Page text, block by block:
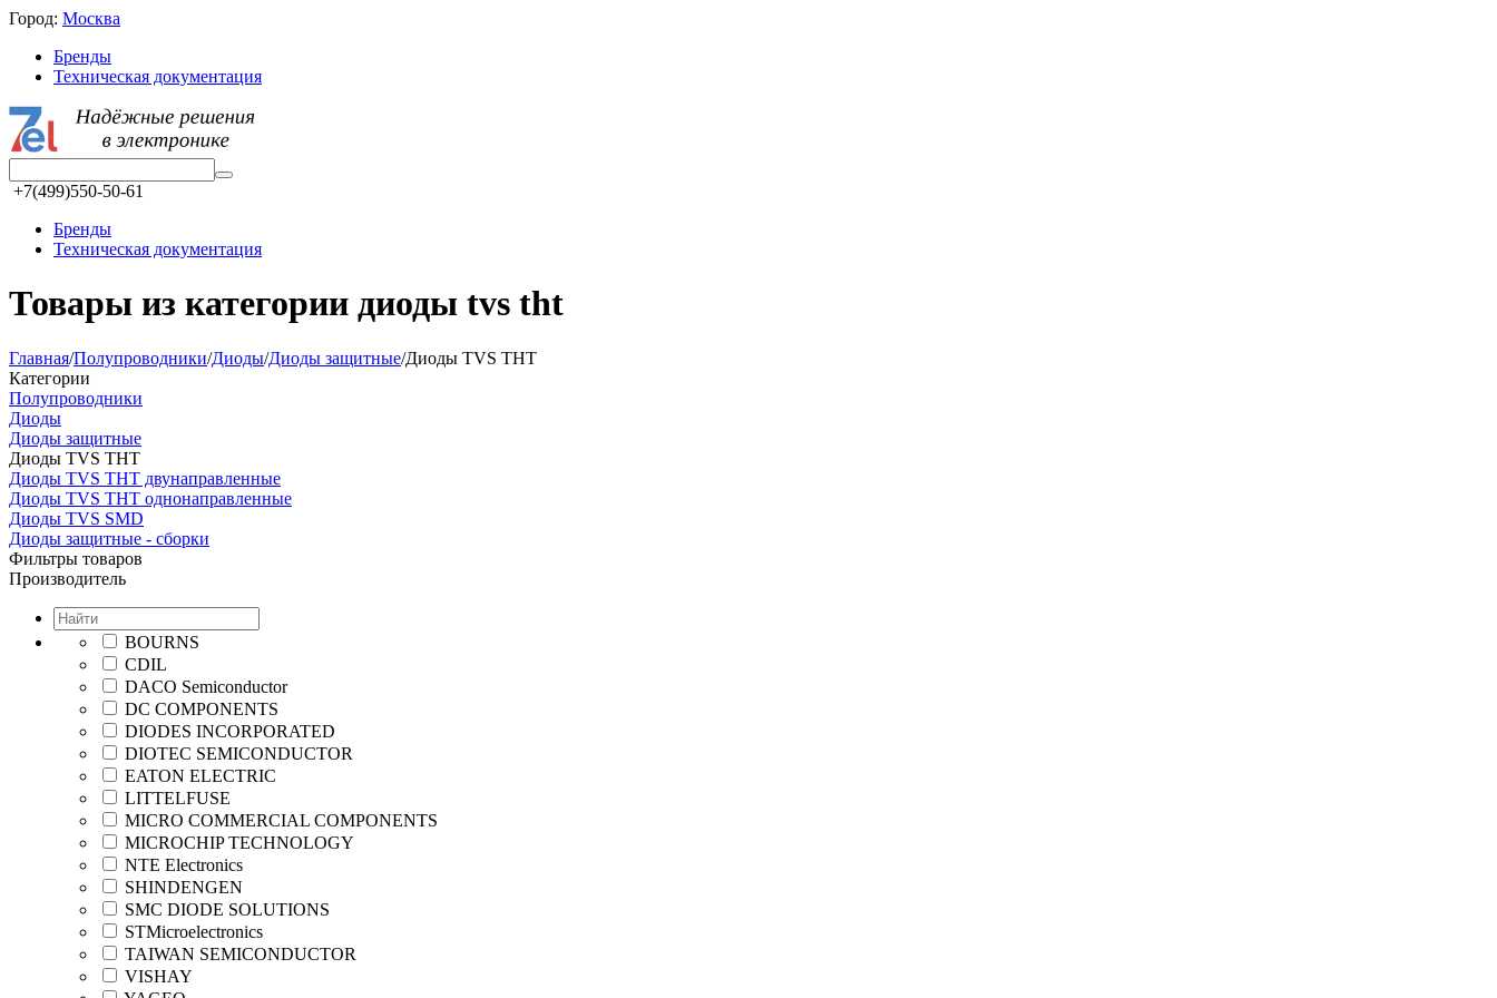
Город: Москва
Бренды
Техническая документация
+7(499)550-50-61
Бренды
Техническая документация
Товары из категории диоды tvs tht
Главная/Полупроводники/Диоды/Диоды защитные/Диоды TVS THT
Категории
Полупроводники
Диоды
Диоды защитные
Диоды TVS THT
Диоды TVS THT двунаправленные
Диоды TVS THT однонаправленные
Диоды TVS SMD
Диоды защитные - сборки
Фильтры товаров
Производитель
BOURNS
CDIL
DACO Semiconductor
DC COMPONENTS
DIODES INCORPORATED
DIOTEC SEMICONDUCTOR
EATON ELECTRIC
LITTELFUSE
MICRO COMMERCIAL COMPONENTS
MICROCHIP TECHNOLOGY
NTE Electronics
SHINDENGEN
SMC DIODE SOLUTIONS
STMicroelectronics
TAIWAN SEMICONDUCTOR
VISHAY